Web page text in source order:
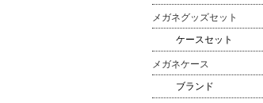
メガネグッズセット
ケースセット
メガネケース
ブランド